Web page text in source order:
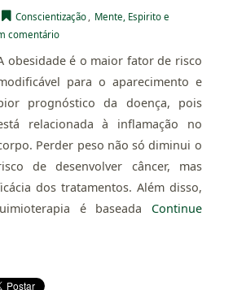
Conscientização
Mente, Espirito e
comentário
obesidade é o maior fator de risco
para o aparecimento e
prognóstico da doença, pois
relacionada à inflamação no
Perder peso não só diminui o
de desenvolver câncer, mas
dos tratamentos. Além disso,
é baseada Continue